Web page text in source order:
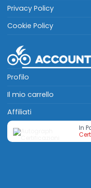
Privacy Policy
Cookie Policy
Profilo
Il mio carrello
Affiliati
In